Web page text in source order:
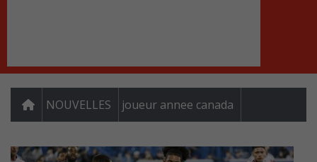
NOUVELLES joueur annee canada